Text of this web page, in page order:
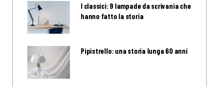
I classici: 9 lampade da scrivania che
hanno fatto la storia
Pipistrello: una storia lunga 60 anni